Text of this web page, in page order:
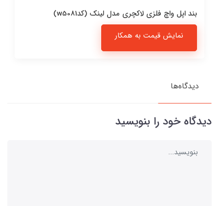
بند اپل واچ فلزی لاکچری مدل لینک (کدw5081)
نمایش قیمت به همکار
دیدگاه‌ها
دیدگاه خود را بنویسید